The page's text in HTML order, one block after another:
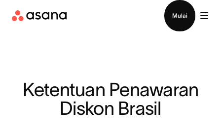
Mulai
Ketentuan Penawaran
Diskon Brasil